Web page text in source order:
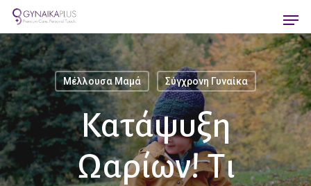
Skip
to
main
content
Μέλλουσα Μαμά Σύγχρονη Γυναίκα
Κατάψυξη
Ωαρίων! Τι